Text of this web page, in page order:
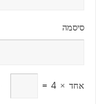
סיסמה
אחד ×
4
=